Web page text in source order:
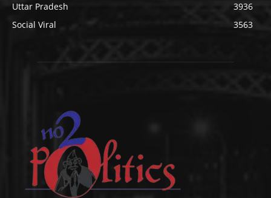
Uttar Pradesh
3936
Social Viral
3563